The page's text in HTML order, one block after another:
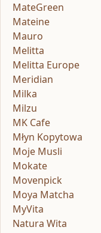
MateGreen
Mateine
Mauro
Melitta
Melitta Europe
Meridian
Milka
Milzu
MK Cafe
Młyn Kopytowa
Moje Musli
Mokate
Movenpick
Moya Matcha
MyVita
Natura Wita